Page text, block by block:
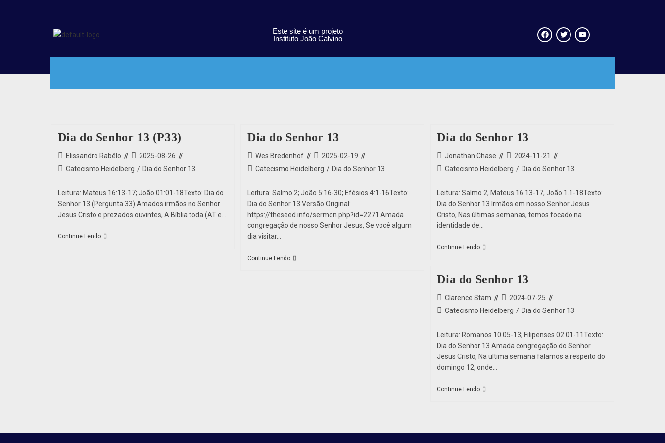
Este site é um projeto
Instituto João Calvino
Dia do Senhor 13 (P33)
Elissandro Rabêlo
2025-08-26
Catecismo Heidelberg / Dia do Senhor 13
Leitura: Mateus 16:13-17; João 01:01-18Texto: Dia do
Senhor 13 (Pergunta 33) Amados irmãos no Senhor
Jesus Cristo e prezados ouvintes, A Bíblia toda (AT e…
Continue Lendo
Dia do Senhor 13
Wes Bredenhof
2025-02-19
Catecismo Heidelberg / Dia do Senhor 13
Leitura: Salmo 2; João 5:16-30; Efésios 4:1-16Texto:
Dia do Senhor 13 Versão Original:
https://theseed.info/sermon.php?id=2271 Amada
congregação de nosso Senhor Jesus, Se você algum
dia visitar…
Continue Lendo
Dia do Senhor 13
Jonathan Chase
2024-11-21
Catecismo Heidelberg / Dia do Senhor 13
Leitura: Salmo 2, Mateus 16.13-17, João 1.1-18Texto:
Dia do Senhor 13 Irmãos em nosso Senhor Jesus
Cristo, Nas últimas semanas, temos focado na
identidade de…
Continue Lendo
Dia do Senhor 13
Clarence Stam
2024-07-25
Catecismo Heidelberg / Dia do Senhor 13
Leitura: Romanos 10.05-13; Filipenses 02.01-11Texto:
Dia do Senhor 13 Amada congregação do Senhor
Jesus Cristo, Na última semana falamos a respeito do
domingo 12, onde…
Continue Lendo